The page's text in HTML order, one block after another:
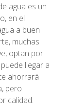
agua es un
en el
a buen
muchas
optan por
llegar a
ahorrará
pero
calidad.